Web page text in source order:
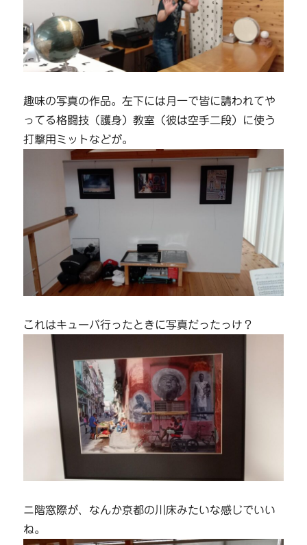
趣味の写真の作品。左下には月一で皆に請われてや
ってる格闘技（護身）教室（彼は空手二段）に使う
打撃用ミットなどが。
これはキューバ行ったときに写真だったっけ？
ニ階窓際が、なんか京都の川床みたいな感じでいい
ね。